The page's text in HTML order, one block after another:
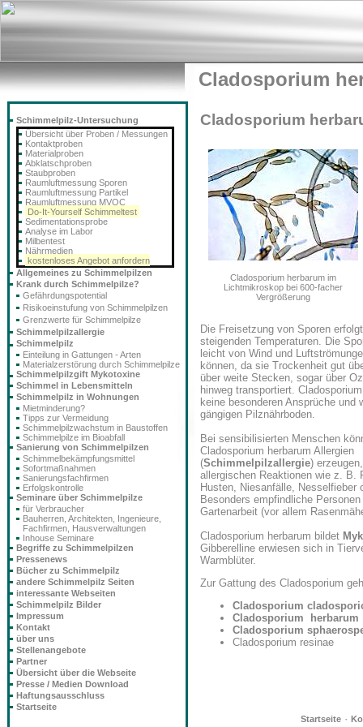
Cladosporium
Cladosporium
Cladosporium herbarum im
Lichtmikroskop bei 600-facher
Vergrößerung
Die Freisetzung von Sporen
steigenden Temperaturen. Die
leicht von Wind und
können, da sie Trockenheit gut
über weite Stecken, sogar über
hinweg transportiert.
keine besonderen Ansprüche und
gängigen Pilznährboden.
Bei sensibilisierten Menschen
Cladosporium herbarum Allergien
(Schimmelpilzallergie)
allergischen Reaktionen wie z. B.
Husten, Niesanfälle, Nesselfieber
Besonders empfindliche
Gartenarbeit (vor allem
Cladosporium herbarum bildet
Gibberelline erwiesen sich in
Warmblüter.
Zur Gattung des Cladosporium
Cladosporium
Cladosporium herbarum
Cladosporium
Cladosporium resinae
Startseite·
Schimmelpilz-Untersuchung
Übersicht über Proben / Messungen
Kontaktproben
Materialproben
Abklatschproben
Staubproben
Raumluftmessung Sporen
Raumluftmessung Partikel
Raumluftmessung MVOC
Do-It-Yourself Schimmeltest
Sedimentationsprobe
Analyse im Labor
Milbentest
Nährmedien
kostenloses Angebot anfordern
Allgemeines zu Schimmelpilzen
Krank durch Schimmelpilze?
Gefährdungspotential
Risikoeinstufung von Schimmelpilzen
Grenzwerte für Schimmelpilze
Schimmelpilzallergie
Schimmelpilz
Einteilung in Gattungen - Arten
Materialzerstörung durch Schimmelpilze
Schimmelpilzgift Mykotoxine
Schimmel in Lebensmitteln
Schimmelpilz in Wohnungen
Mietminderung?
Tipps zur Vermeidung
Schimmelpilzwachstum in Baustoffen
Schimmelpilze im Bioabfall
Sanierung von Schimmelpilzen
Schimmelbekämpfungsmittel
Sofortmaßnahmen
Sanierungsfachfirmen
Erfolgskontrolle
Seminare über Schimmelpilze
für Verbraucher
Bauherren, Architekten, Ingenieure,
Fachfirmen, Hausverwaltungen
Inhouse Seminare
Begriffe zu Schimmelpilzen
Pressenews
Bücher zu Schimmelpilz
andere Schimmelpilz Seiten
interessante Webseiten
Schimmelpilz Bilder
Impressum
Kontakt
über uns
Stellenangebote
Partner
Übersicht über die Webseite
Presse / Medien Download
Haftungsausschluss
Startseite